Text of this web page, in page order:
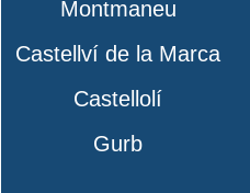
Montmaneu
Castellví de la Marca
Castellolí
Gurb